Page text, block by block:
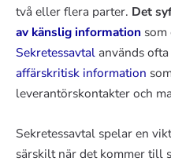
två eller flera parter. Det
av känslig information som
Sekretessavtal används
affärskritisk information
leverantörskontakter och
Sekretessavtal spelar en
särskilt när det kommer till